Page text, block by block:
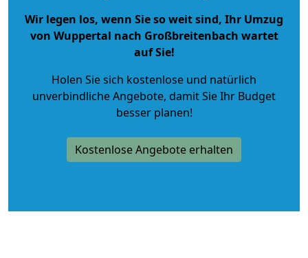
Wir legen los, wenn Sie so weit sind, Ihr Umzug
von Wuppertal nach Großbreitenbach wartet
auf Sie!
Holen Sie sich kostenlose und natürlich
unverbindliche Angebote, damit Sie Ihr Budget
besser planen!
Kostenlose Angebote erhalten